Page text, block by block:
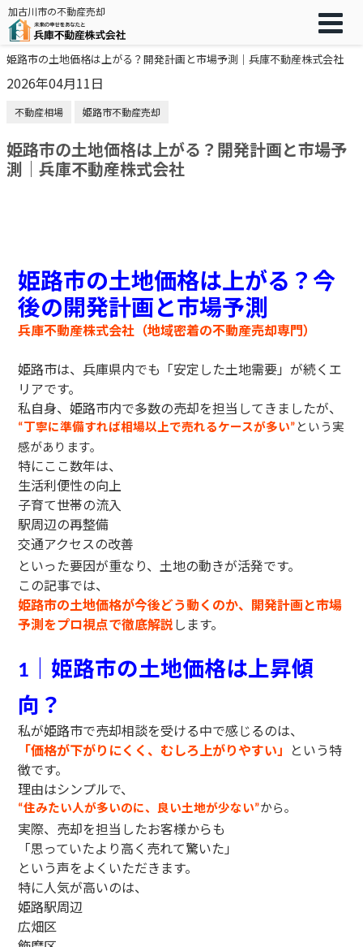
加古川市の不動産売却
姫路市の土地価格は上がる？開発計画と市場予測｜兵庫不動産株式会社
2026年04月11日
不動産相場 姫路市不動産売却
姫路市の土地価格は上がる？開発計画と市場予
測｜兵庫不動産株式会社
姫路市の土地価格は上がる？今
後の開発計画と市場予測
兵庫不動産株式会社（地域密着の不動産売却専門）
姫路市は、兵庫県内でも「安定した土地需要」が続くエ
リアです。
私自身、姫路市内で多数の売却を担当してきましたが、
“丁寧に準備すれば相場以上で売れるケースが多い” という実
感があります。
特にここ数年は、
生活利便性の向上
子育て世帯の流入
駅周辺の再整備
交通アクセスの改善
といった要因が重なり、土地の動きが活発です。
この記事では、
姫路市の土地価格が今後どう動くのか、開発計画と市場
予測をプロ視点で徹底解説します。
1 ｜姫路市の土地価格は上昇傾
向？
私が姫路市で売却相談を受ける中で感じるのは、
「価格が下がりにくく、むしろ上がりやすい」 という特
徴です。
理由はシンプルで、
“住みたい人が多いのに、良い土地が少ない”から。
実際、売却を担当したお客様からも
「思っていたより高く売れて驚いた」
という声をよくいただきます。
特に人気が高いのは、
姫路駅周辺
広畑区